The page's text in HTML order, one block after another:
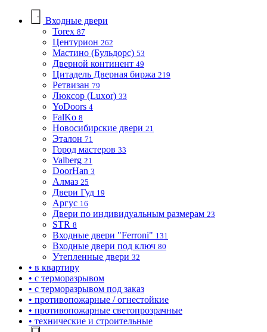
Входные двери
Torex 87
Центурион 262
Мастино (Бульдорс) 53
Дверной континент 49
Цитадель Дверная биржа 219
Ретвизан 79
Люксор (Luxor) 33
YoDoors 4
FalKo 8
Новосибирские двери 21
Эталон 71
Город мастеров 33
Valberg 21
DoorHan 3
Алмаз 25
Двери Гуд 19
Аргус 16
Двери по индивидуальным размерам 23
STR 8
Входные двери "Ferroni" 131
Входные двери под ключ 80
Утепленные двери 32
• в квартиру
• с терморазрывом
• с терморазрывом под заказ
• противопожарные / огнестойкие
• противопожарные светопрозрачные
• технические и строительные